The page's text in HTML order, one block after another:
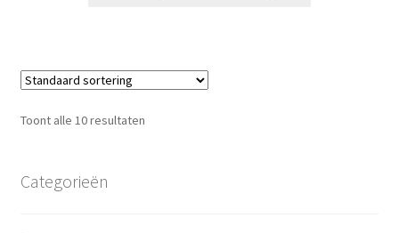
Toont alle 10 resultaten
Categorieën